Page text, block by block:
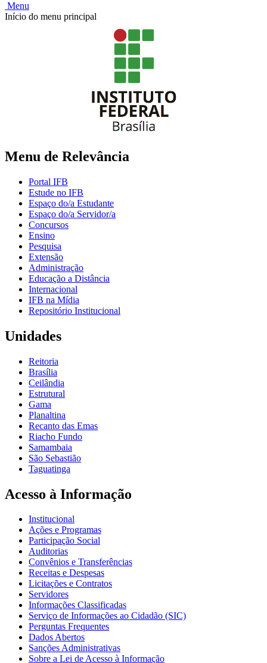
Menu
Início do menu principal
Menu de Relevância
Portal IFB
Estude no IFB
Espaço do/a Estudante
Espaço do/a Servidor/a
Concursos
Ensino
Pesquisa
Extensão
Administração
Educação a Distância
Internacional
IFB na Mídia
Repositório Institucional
Unidades
Reitoria
Brasília
Ceilândia
Estrutural
Gama
Planaltina
Recanto das Emas
Riacho Fundo
Samambaia
São Sebastião
Taguatinga
Acesso à Informação
Institucional
Ações e Programas
Participação Social
Auditorias
Convênios e Transferências
Receitas e Despesas
Licitações e Contratos
Servidores
Informações Classificadas
Serviço de Informações ao Cidadão (SIC)
Perguntas Frequentes
Dados Abertos
Sanções Administrativas
Sobre a Lei de Acesso à Informação